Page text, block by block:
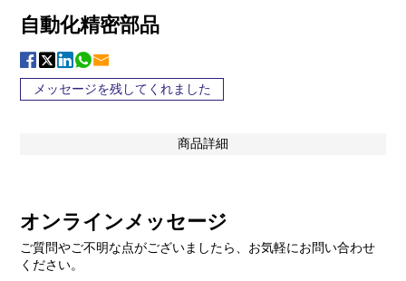
自動化精密部品
メッセージを残してくれました
商品詳細
オンラインメッセージ
ご質問やご不明な点がございましたら、お気軽にお問い合わせ
ください。